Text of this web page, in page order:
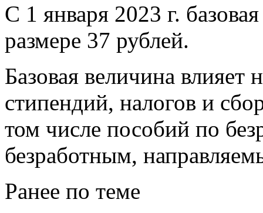
С 1 января 2023 г.
размере 37 рублей.
Базовая величина влияет
стипендий, налогов и
том числе пособий по
безработным,
Ранее по теме